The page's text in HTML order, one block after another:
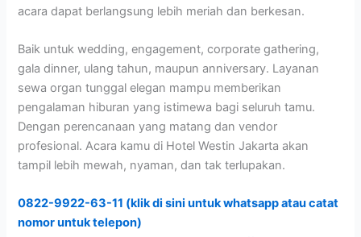
acara dapat berlangsung lebih meriah dan berkesan.
Baik untuk wedding, engagement, corporate gathering,
gala dinner, ulang tahun, maupun anniversary. Layanan
sewa organ tunggal elegan mampu memberikan
pengalaman hiburan yang istimewa bagi seluruh tamu.
Dengan perencanaan yang matang dan vendor
profesional. Acara kamu di Hotel Westin Jakarta akan
tampil lebih mewah, nyaman, dan tak terlupakan.
0822-9922-63-11 (klik di sini untuk whatsapp atau catat
nomor untuk telepon)